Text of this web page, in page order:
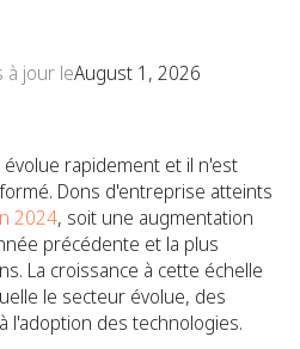
à jour leAugust 1, 2026
évolue rapidement et il n'est
Dons d'entreprise atteints
2024, soit une augmentation
précédente et la plus
La croissance à cette échelle
le secteur évolue, des
l'adoption des technologies.